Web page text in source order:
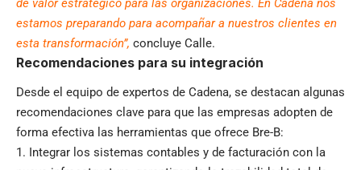
de valor estratégico para las organizaciones. En Cadena nos
estamos preparando para acompañar a nuestros clientes en
esta transformación”, concluye Calle.
Recomendaciones para su integración
Desde el equipo de expertos de Cadena, se destacan algunas
recomendaciones clave para que las empresas adopten de
forma efectiva las herramientas que ofrece Bre-B:
Integrar los sistemas contables y de facturación con la